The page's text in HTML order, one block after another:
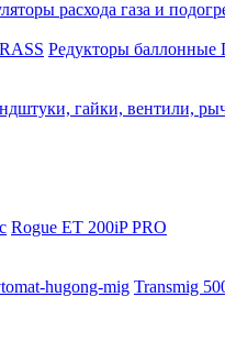
расхода газа и
Редукторы баллонные
гайки, вентили,
Rogue ET 200iP PRO
hugong-mig Transmig